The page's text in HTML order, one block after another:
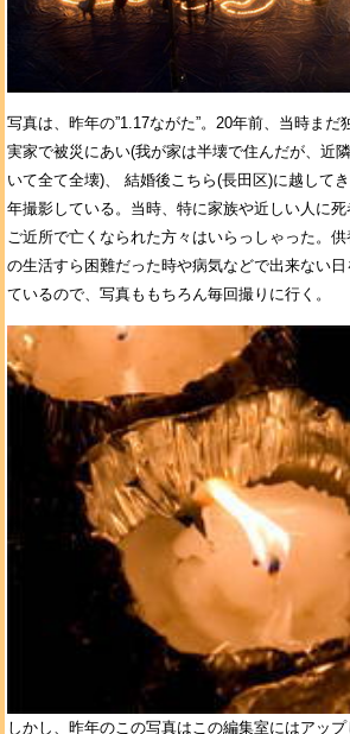
写真は、昨年の”1.17ながた”。20年前、当時まだ
実家で被災にあい(我が家は半壊で住んだが、近
いて全て全壊)、 結婚後こちら(長田区)に越して
年撮影している。当時、特に家族や近しい人に死
ご近所で亡くなられた方々はいらっしゃった。
の生活すら困難だった時や病気などで出来ない
ているので、写真ももちろん毎回撮りに行く。
しかし、昨年のこの写真はこの編集室にはアップ